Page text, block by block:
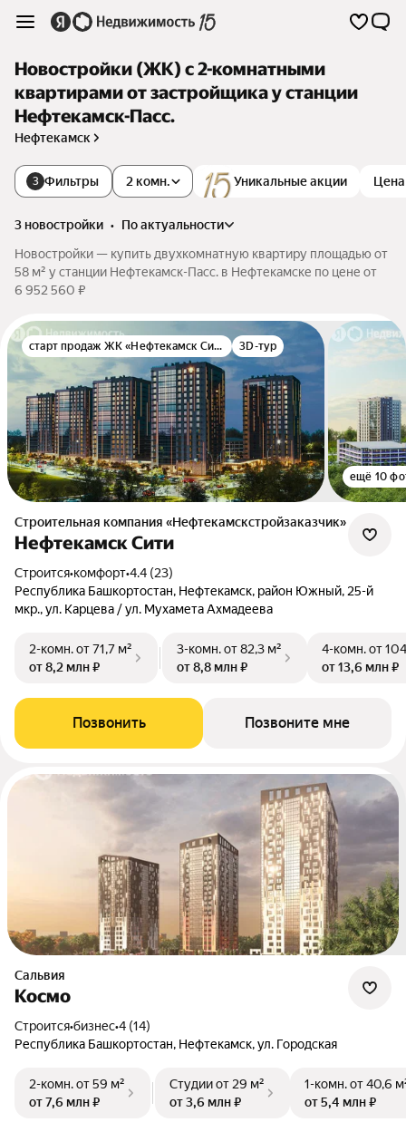
Новостройки (ЖК) с 2-комнатными
квартирами от застройщика у станции
Нефтекамск-Пасс.
Нефтекамск
3 Фильтры Уникальные акции Цена
2 комн.
3 новостройки •
по актуальности
Новостройки — купить двухкомнатную квартиру площадью от
58 м² у станции Нефтекамск-Пасс. в Нефтекамске по цене от
6 952 560 ₽
старт продаж ЖК «Нефтекамск Сити» 3D-тур
ещё 10
Строительная компания «Нефтекамскстройзаказчик»
Нефтекамск Сити
Строится•комфорт•4.4 (23)
Республика Башкортостан, Нефтекамск, район Южный, 25-й
мкр., ул. Карцева / ул. Мухамета Ахмадеева
2-комн.от 71,7 м²
от 8,2 млн ₽
3-комн.от 82,3 м²
от 8,8 млн ₽
4-комн.от
от 13,6 млн ₽
Позвонить Позвоните мне
Сальвия
Космо
Строится•бизнес•4 (14)
Республика Башкортостан, Нефтекамск, ул. Городская
2-комн.от 59 м²
от 7,6 млн ₽
Студииот 29 м²
от 3,6 млн ₽
1-комн.от 40,6
от 5,4 млн ₽